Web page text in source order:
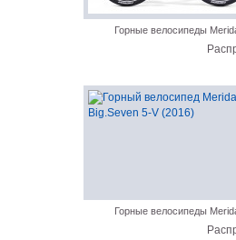
Горные велосипеды
Горные велосипеды